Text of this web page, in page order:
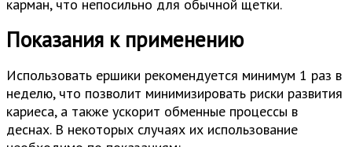
карман, что непосильно для обычной щетки.
Показания к применению
Использовать ершики рекомендуется минимум 1 раз в
неделю, что позволит минимизировать риски развития
кариеса, а также ускорит обменные процессы в
деснах. В некоторых случаях их использование